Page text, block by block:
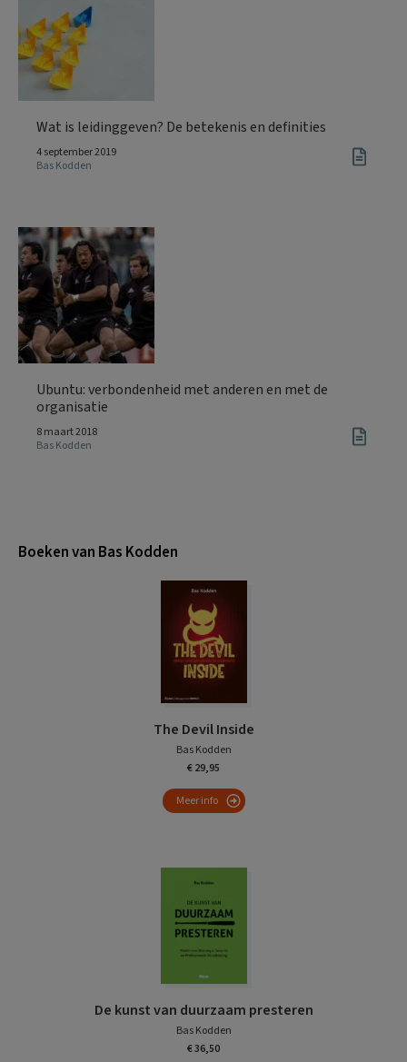
Wat is leidinggeven? De betekenis en definities
4 september 2019
Bas Kodden
Ubuntu: verbondenheid met anderen en met de
organisatie
8 maart 2018
Bas Kodden
Boeken van Bas Kodden
The Devil Inside
Bas Kodden
€ 29,95
Meer info
De kunst van duurzaam presteren
Bas Kodden
€ 36,50